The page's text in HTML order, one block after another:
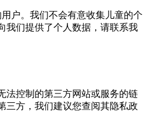
户。我们不会有意收集儿童的个
我们提供了个人数据，请联系我
法控制的第三方网站或服务的链
三方，我们建议您查阅其隐私政